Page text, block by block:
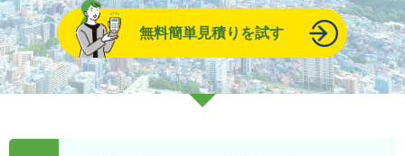
無料簡単見積りを試す